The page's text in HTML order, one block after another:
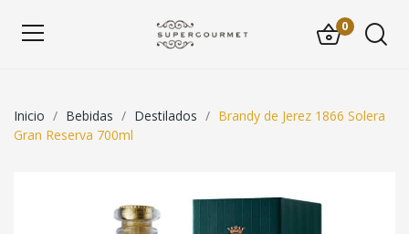
0
Inicio Bebidas Destilados
Brandy de Jerez 1866 Solera
Gran Reserva 700ml